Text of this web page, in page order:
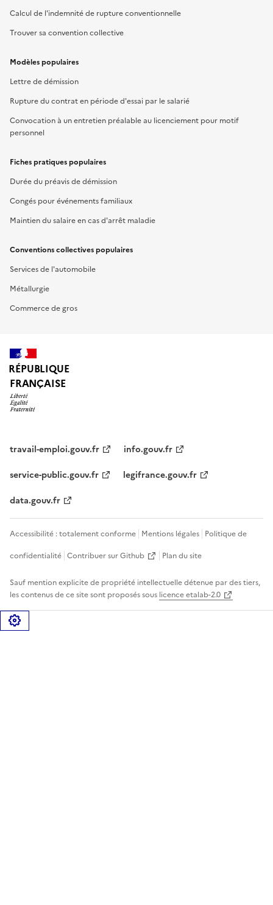
Calcul de l'indemnité de rupture conventionnelle
Trouver sa convention collective
Modèles populaires
Lettre de démission
Rupture du contrat en période d'essai par le salarié
Convocation à un entretien préalable au licenciement pour motif
personnel
Fiches pratiques populaires
Durée du préavis de démission
Congés pour événements familiaux
Maintien du salaire en cas d'arrêt maladie
Conventions collectives populaires
Services de l'automobile
Métallurgie
Commerce de gros
RÉPUBLIQUE
FRANÇAISE
travail-emploi.gouv.fr
info.gouv.fr
service-public.gouv.fr
legifrance.gouv.fr
data.gouv.fr
Accessibilité : totalement conforme Mentions légales Politique de
confidentialité Contribuer sur Github Plan du site
Sauf mention explicite de propriété intellectuelle détenue par des tiers,
les contenus de ce site sont proposés sous licence etalab-2.0
Gérer les cookies